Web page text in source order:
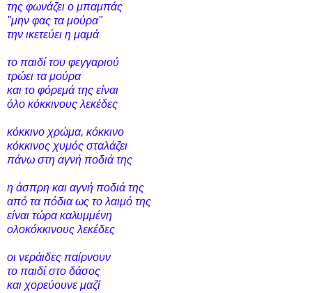
της φωνάζει ο μπαμπάς
"μην φας τα μούρα"
την ικετεύει η μαμά
το παιδί του φεγγαριού
τρώει τα μούρα
και το φόρεμά της είναι
όλο κόκκινους λεκέδες
κόκκινο χρώμα, κόκκινο
κόκκινος χυμός σταλάζει
πάνω στη αγνή ποδιά της
η άσπρη και αγνή ποδιά της
από τα πόδια ως το λαιμό της
είναι τώρα καλυμμένη
ολοκόκκινους λεκέδες
οι νεράιδες παίρνουν
το παιδί στο δάσος
και χορεύουνε μαζί